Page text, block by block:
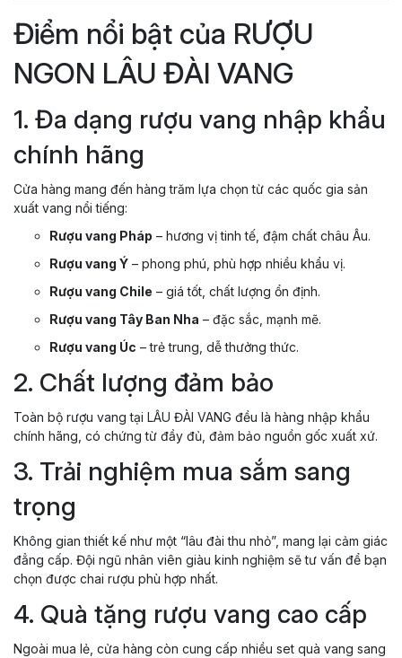
Điểm nổi bật của RƯỢU
NGON LÂU ĐÀI VANG
1. Đa dạng rượu vang nhập khẩu
chính hãng
Cửa hàng mang đến hàng trăm lựa chọn từ các quốc gia sản
xuất vang nổi tiếng:
Rượu vang Pháp – hương vị tinh tế, đậm chất châu Âu.
Rượu vang Ý – phong phú, phù hợp nhiều khẩu vị.
Rượu vang Chile – giá tốt, chất lượng ổn định.
Rượu vang Tây Ban Nha – đặc sắc, mạnh mẽ.
Rượu vang Úc – trẻ trung, dễ thưởng thức.
2. Chất lượng đảm bảo
Toàn bộ rượu vang tại LÂU ĐÀI VANG đều là hàng nhập khẩu
chính hãng, có chứng từ đầy đủ, đảm bảo nguồn gốc xuất xứ.
3. Trải nghiệm mua sắm sang
trọng
Không gian thiết kế như một “lâu đài thu nhỏ”, mang lại cảm giác
đẳng cấp. Đội ngũ nhân viên giàu kinh nghiệm sẽ tư vấn để bạn
chọn được chai rượu phù hợp nhất.
4. Quà tặng rượu vang cao cấp
Ngoài mua lẻ, cửa hàng còn cung cấp nhiều set quà vang sang